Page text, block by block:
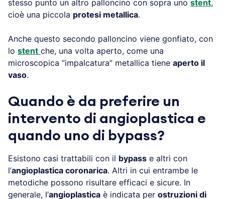
stesso punto un altro palloncino con sopra uno stent,
cioè una piccola protesi metallica.
Anche questo secondo palloncino viene gonfiato, con
lo stent che, una volta aperto, come una
microscopica “impalcatura” metallica tiene aperto il
vaso.
Quando è da preferire un
intervento di angioplastica e
quando uno di bypass?
Esistono casi trattabili con il bypass e altri con
l’angioplastica coronarica. Altri in cui entrambe le
metodiche possono risultare efficaci e sicure. In
generale, l’angioplastica è indicata per ostruzioni di